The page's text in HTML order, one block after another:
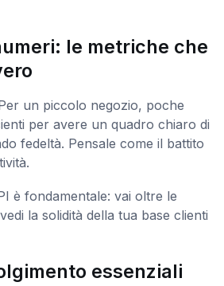
le metriche che
un piccolo negozio, poche
per avere un quadro chiaro di
fedeltà. Pensale come il battito
è fondamentale: vai oltre le
la solidità della tua base clienti
essenziali